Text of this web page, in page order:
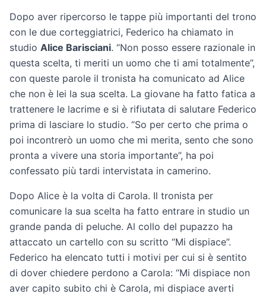
Dopo aver ripercorso le tappe più importanti del trono
con le due corteggiatrici, Federico ha chiamato in
studio Alice Barisciani. “Non posso essere razionale in
questa scelta, ti meriti un uomo che ti ami totalmente”,
con queste parole il tronista ha comunicato ad Alice
che non è lei la sua scelta. La giovane ha fatto fatica a
trattenere le lacrime e si è rifiutata di salutare Federico
prima di lasciare lo studio. “So per certo che prima o
poi incontrerò un uomo che mi merita, sento che sono
pronta a vivere una storia importante”, ha poi
confessato più tardi intervistata in camerino.
Dopo Alice è la volta di Carola. Il tronista per
comunicare la sua scelta ha fatto entrare in studio un
grande panda di peluche. Al collo del pupazzo ha
attaccato un cartello con su scritto “Mi dispiace”.
Federico ha elencato tutti i motivi per cui si è sentito
di dover chiedere perdono a Carola: “Mi dispiace non
aver capito subito chi è Carola, mi dispiace averti